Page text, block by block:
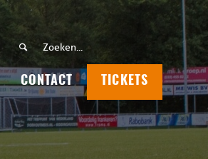
CONTACT TICKETS